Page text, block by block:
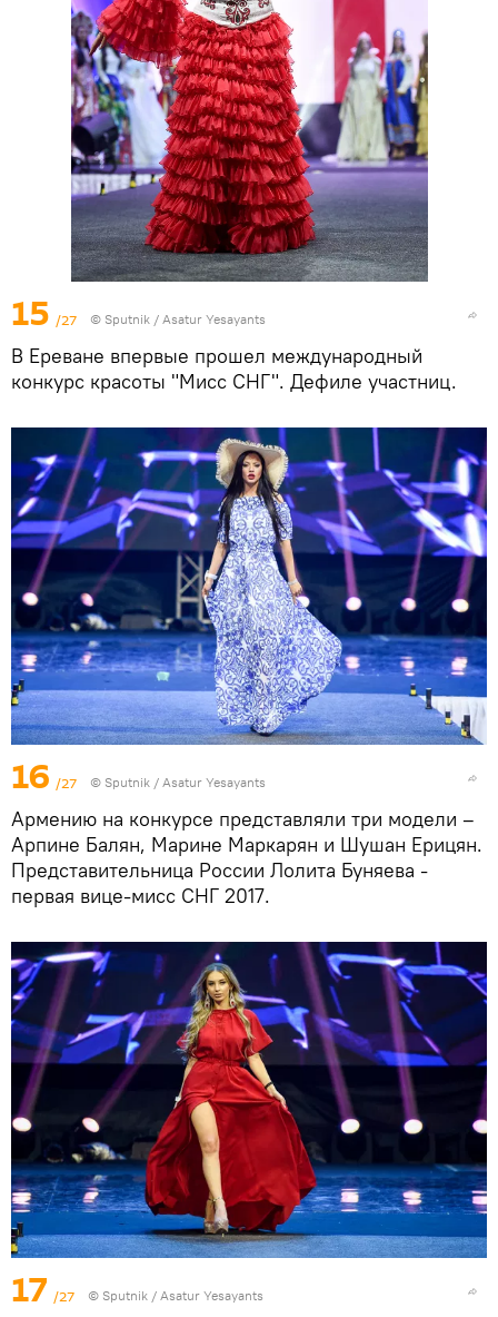
15 /27 © Sputnik / Asatur Yesayants
В Ереване впервые прошел международный
конкурс красоты "Мисс СНГ". Дефиле участниц.
16 /27 © Sputnik / Asatur Yesayants
Армению на конкурсе представляли три модели –
Арпине Балян, Марине Маркарян и Шушан Ерицян.
Представительница России Лолита Буняева -
первая вице-мисс СНГ 2017.
17 /27 © Sputnik / Asatur Yesayants